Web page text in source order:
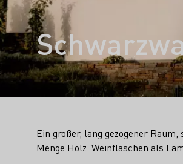
Ein großer, lang gezogener
Menge Holz. Weinflaschen als